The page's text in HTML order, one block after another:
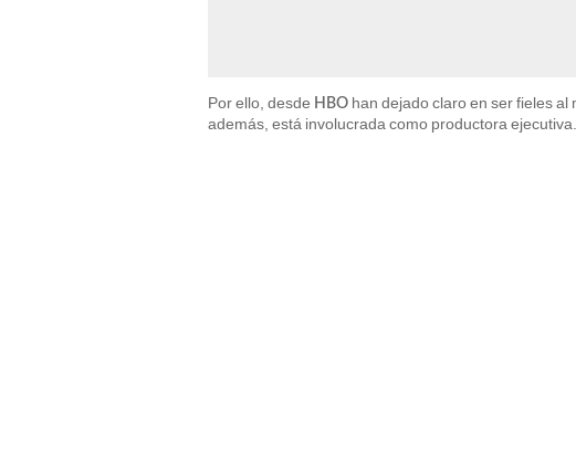
Por ello, desde HBO han dejado claro en ser fieles
además, está involucrada como productora ejecutiva.